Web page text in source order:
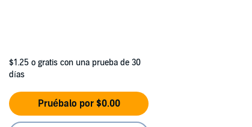
$1.25 o gratis con una prueba de 30
días
Pruébalo por $0.00